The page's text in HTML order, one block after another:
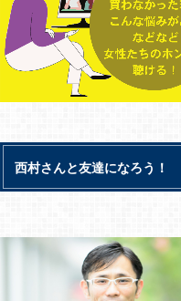
西村さんと友達になろう！